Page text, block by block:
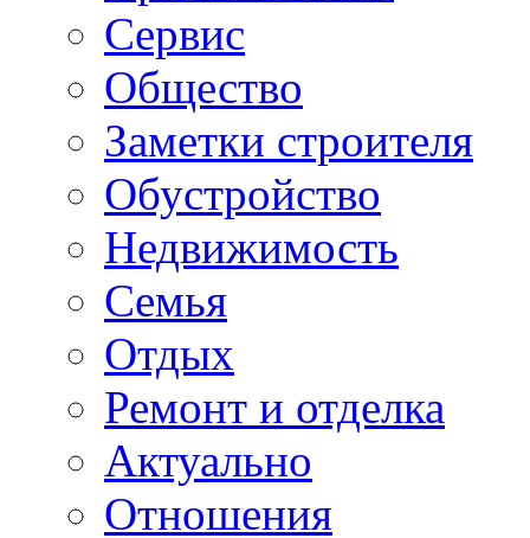
Сервис
Общество
Заметки строителя
Обустройство
Недвижимость
Семья
Отдых
Ремонт и отделка
Актуально
Отношения